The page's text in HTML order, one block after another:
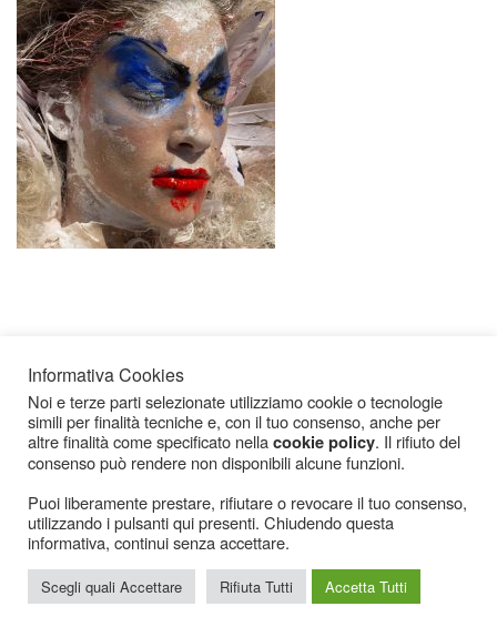
Icarius.com Copyright © 2000 - 2022 |Privacy Policy|Cookies Policy| Consenso
Cookies
Informativa Cookies
Noi e terze parti selezionate utilizziamo cookie o tecnologie
simili per finalità tecniche e, con il tuo consenso, anche per
altre finalità come specificato nellacookie policy. Il rifiuto del
consenso può rendere non disponibili alcune funzioni.
Puoi liberamente prestare, rifiutare o revocare il tuo consenso,
utilizzando i pulsanti qui presenti. Chiudendo questa
informativa, continui senza accettare.
Scegli quali Accettare Rifiuta Tutti Accetta Tutti